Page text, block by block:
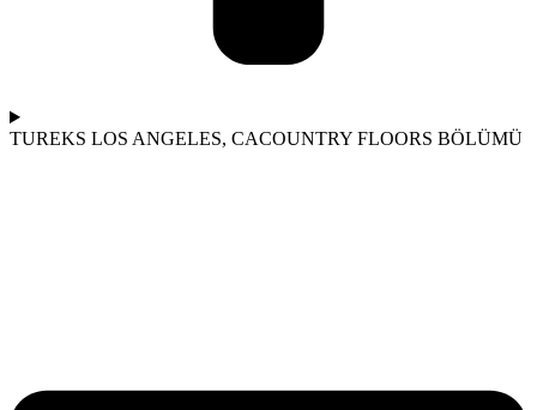
TUREKS LOS ANGELES, CACOUNTRY FLOORS BÖLÜMÜ